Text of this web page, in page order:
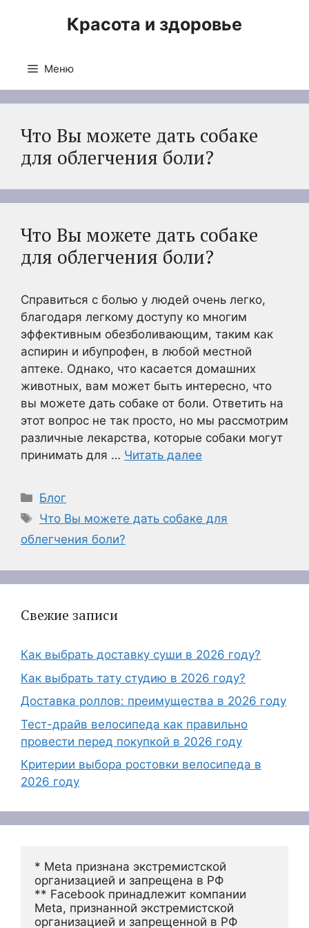
Красота и здоровье
Меню
Что Вы можете дать собаке
для облегчения боли?
Что Вы можете дать собаке
для облегчения боли?
Справиться с болью у людей очень легко,
благодаря легкому доступу ко многим
эффективным обезболивающим, таким как
аспирин и ибупрофен, в любой местной
аптеке. Однако, что касается домашних
животных, вам может быть интересно, что
вы можете дать собаке от боли. Ответить на
этот вопрос не так просто, но мы рассмотрим
различные лекарства, которые собаки могут
принимать для … Читать далее
Рубрики
Блог
Метки
Что Вы можете дать собаке для
облегчения боли?
Свежие записи
Как выбрать доставку суши в 2026 году?
Как выбрать тату студию в 2026 году?
Доставка роллов: преимущества в 2026 году
Тест-драйв велосипеда как правильно
провести перед покупкой в 2026 году
Критерии выбора ростовки велосипеда в
2026 году
* Meta признана экстремистской
организацией и запрещена в РФ
** Facebook принадлежит компании
Meta, признанной экстремистской
организацией и запрещенной в РФ